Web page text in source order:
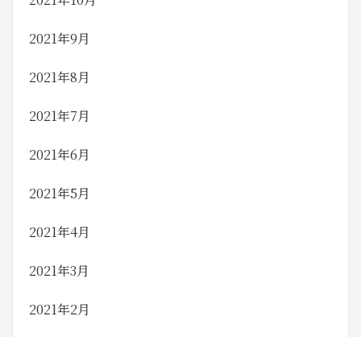
2021年9月
2021年8月
2021年7月
2021年6月
2021年5月
2021年4月
2021年3月
2021年2月